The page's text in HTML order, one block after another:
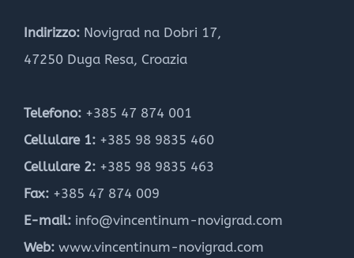
Indirizzo: Novigrad na Dobri 17,
47250 Duga Resa, Croazia
Telefono: +385 47 874 001
Cellulare 1: +385 98 9835 460
Cellulare 2: +385 98 9835 463
Fax: +385 47 874 009
E-mail: info@vincentinum-novigrad.com
Web: www.vincentinum-novigrad.com